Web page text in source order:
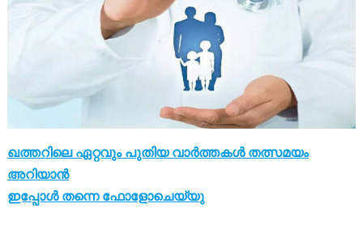
ഖത്തറിലെ ഏറ്റവും പുതിയ വാർത്തകൾ തത്സമയം
അറിയാൻ
ഇപ്പോൾ തന്നെ ഫോളോചെയ്യു